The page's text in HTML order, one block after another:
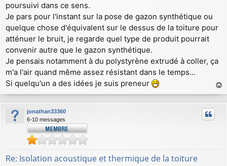
poursuivi dans ce sens.
Je pars pour l'instant sur la pose de gazon synthétique ou
quelque chose d'équivalent sur le dessus de la toiture pour
atténuer le bruit, je regarde quel type de produit pourrait
convenir autre que le gazon synthétique.
Je pensais notamment à du polystyrène extrudé à coller, ça
m'a l'air quand même assez résistant dans le temps...
Si quelqu'un a des idées je suis preneur
a
u
jonathan33360
6-10 messages
Re: Isolation acoustique et thermique de la toiture